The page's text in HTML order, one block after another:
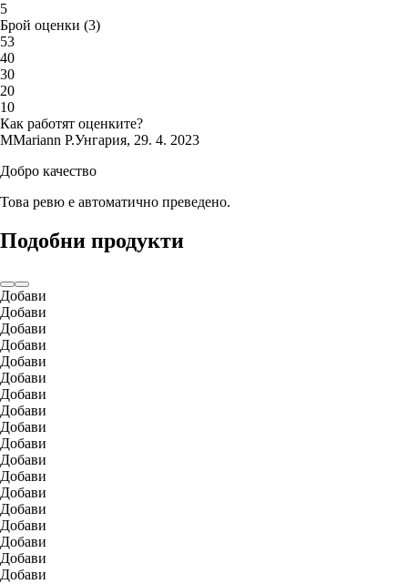
5
Брой оценки (3)
53
40
30
20
10
Как работят оценките?
MMariann P.Унгария, 29. 4. 2023
Добро качество
Това ревю е автоматично преведено.
Подобни продукти
Добави
Добави
Добави
Добави
Добави
Добави
Добави
Добави
Добави
Добави
Добави
Добави
Добави
Добави
Добави
Добави
Добави
Добави